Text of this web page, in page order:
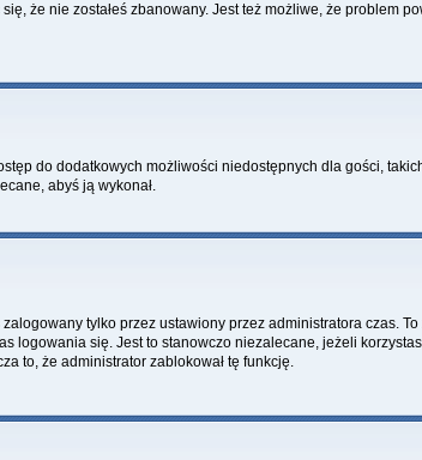
że nie zostałeś zbanowany. Jest też możliwe, że problem
do dodatkowych możliwości niedostępnych dla gości,
abyś ją wykonał.
tylko przez ustawiony przez administratora czas.
logowania się. Jest to stanowczo niezalecane, jeżeli
to, że administrator zablokował tę funkcję.